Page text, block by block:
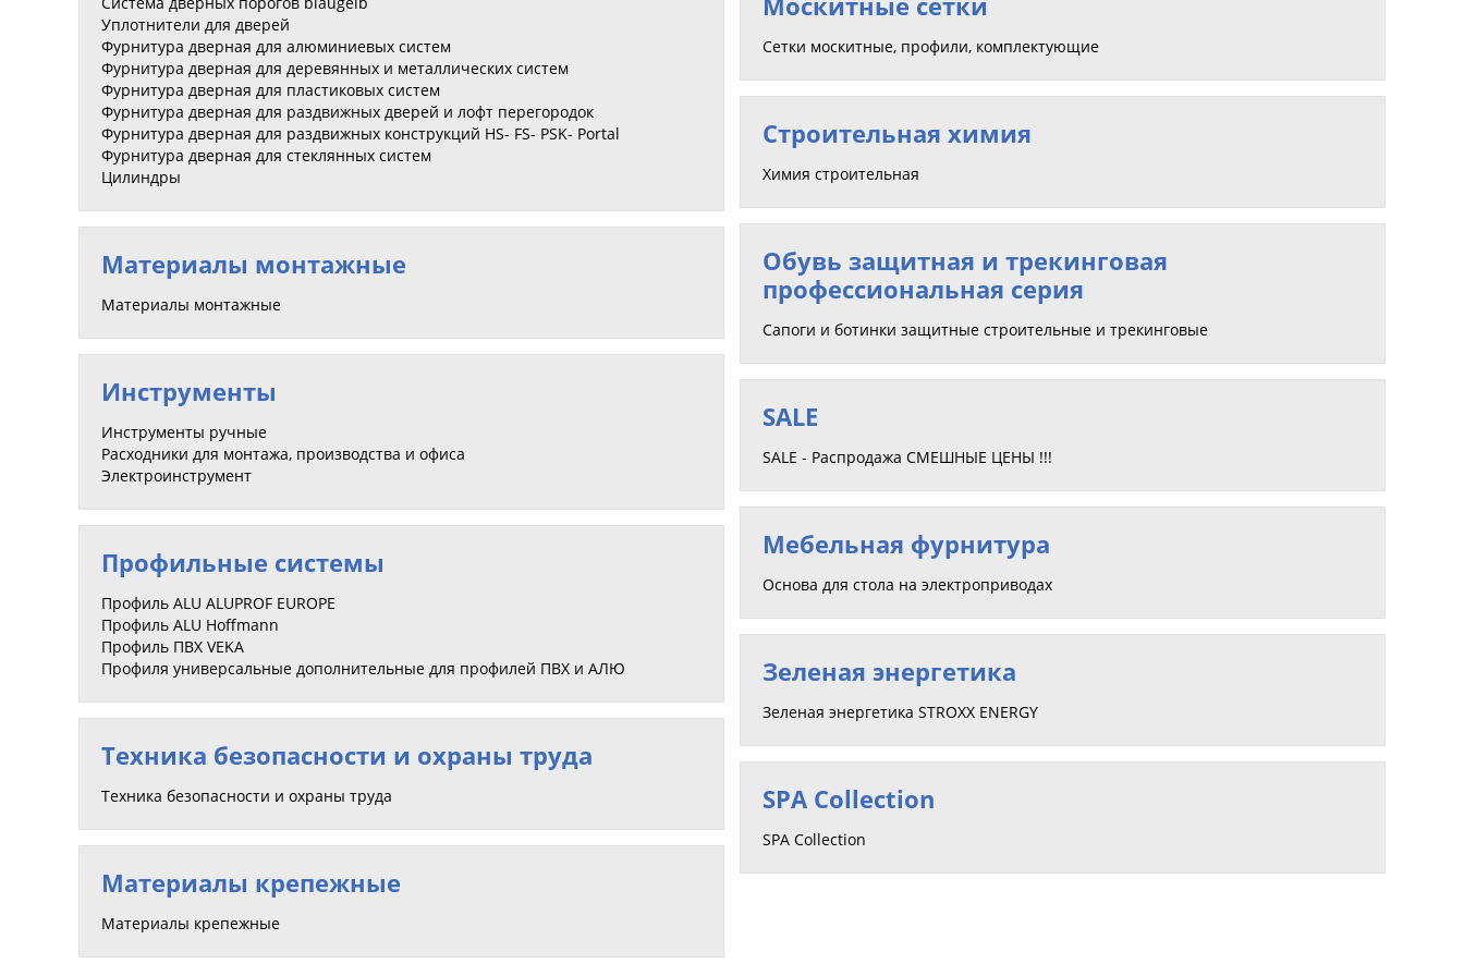
Уплотнители для дверей
Фурнитура дверная для алюминиевых систем
Фурнитура дверная для деревянных и металлических систем
Фурнитура дверная для пластиковых систем
Фурнитура дверная для раздвижных дверей и лофт перегородок
Фурнитура дверная для раздвижных конструкций HS- FS- PSK- Portal
Фурнитура дверная для стеклянных систем
Цилиндры
Материалы монтажные
Материалы монтажные
Инструменты
Инструменты ручные
Расходники для монтажа, производства и офиса
Электроинструмент
Профильные системы
Профиль ALU ALUPROF EUROPE
Профиль ALU Hoffmann
Профиль ПВХ VEKA
Профиля универсальные дополнительные для профилей ПВХ и АЛЮ
Техника безопасности и охраны труда
Техника безопасности и охраны труда
Материалы крепежные
Материалы крепежные
Сетки москитные, профили, комплектующие
Строительная химия
Химия строительная
Обувь защитная и трекинговая
профессиональная серия
Сапоги и ботинки защитные строительные и трекинговые
SALE
SALE - Распродажа СМЕШНЫЕ ЦЕНЫ !!!
Мебельная фурнитура
Основа для стола на электроприводах
Зеленая энергетика
Зеленая энергетика STROXX ENERGY
SPA Collection
SPA Collection